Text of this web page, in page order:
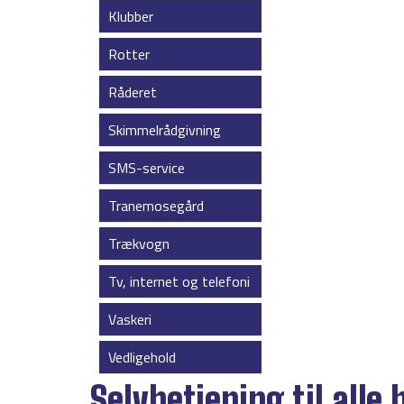
Klubber
Rotter
Råderet
Skimmelrådgivning
SMS-service
Tranemosegård
Trækvogn
Tv, internet og telefoni
Vaskeri
Vedligehold